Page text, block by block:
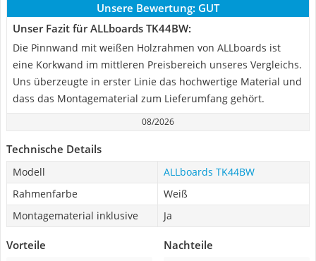
Unsere Bewertung: GUT
Unser Fazit für ALLboards TK44BW:
Die Pinnwand mit weißen Holzrahmen von ALLboards ist
eine Korkwand im mittleren Preisbereich unseres Vergleichs.
Uns überzeugte in erster Linie das hochwertige Material und
dass das Montagematerial zum Lieferumfang gehört.
08/2026
Technische Details
Modell
ALLboards TK44BW
Rahmenfarbe
Weiß
Montagematerial inklusive
Ja
Vorteile Nachteile